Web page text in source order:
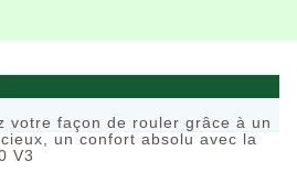
votre façon de rouler grâce à un
un confort absolu avec la
V3